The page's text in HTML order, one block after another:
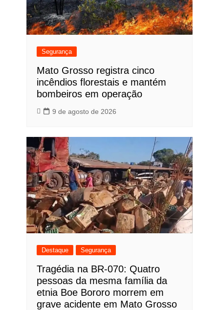
Segurança
Mato Grosso registra cinco
incêndios florestais e mantém
bombeiros em operação
9 de agosto de 2026
Destaque Segurança
Tragédia na BR-070: Quatro
pessoas da mesma família da
etnia Boe Bororo morrem em
grave acidente em Mato Grosso